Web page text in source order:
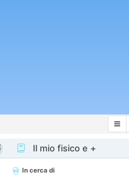
Il mio fisico e +
In cerca di